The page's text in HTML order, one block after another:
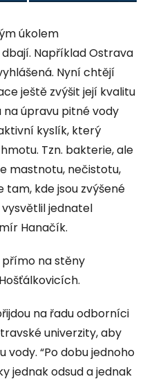
úkolem
Například Ostrava
Nyní chtějí
ještě zvýšit její kvalitu
úpravu pitné vody
kyslík, který
Tzn. bakterie, ale
mastnotu, nečistotu,
tam, kde jsou zvýšené
vysvětlil jednatel
Hanačík.
na stěny
na řadu odborníci
univerzity, aby
vody. “Po dobu jednoho
jednak odsud a jednak